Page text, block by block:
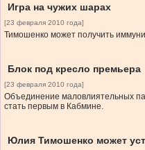
Игра на чужих шарах
[23 февраля 2010 года]
Тимошенко может получить
Блок под кресло премьера
[23 февраля 2010 года]
Объединение маловлиятельных
стать первым в Кабмине.
Юлия Тимошенко может